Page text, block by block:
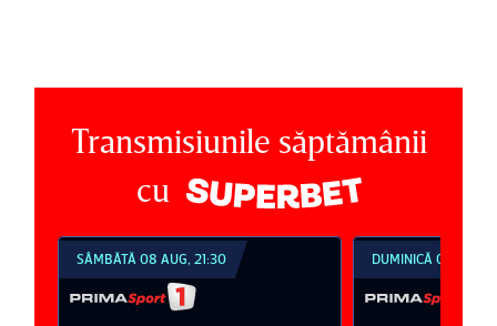
Transmisiunile săptămânii
cu
SÂMBĂTĂ 08 AUG, 21:30 DUMINICĂ 09 AUG,